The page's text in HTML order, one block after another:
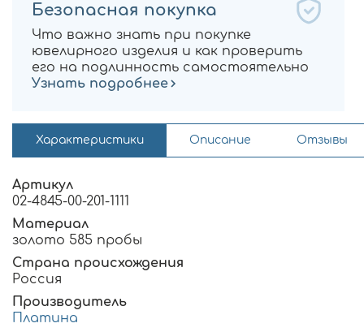
Безопасная покупка
Что важно знать при покупке
ювелирного изделия и как проверить
его на подлинность самостоятельно
Узнать подробнее
Характеристики Описание Отзывы
Артикул
02-4845-00-201-1111
Материал
золото 585 пробы
Страна происхождения
Россия
Производитель
Платина